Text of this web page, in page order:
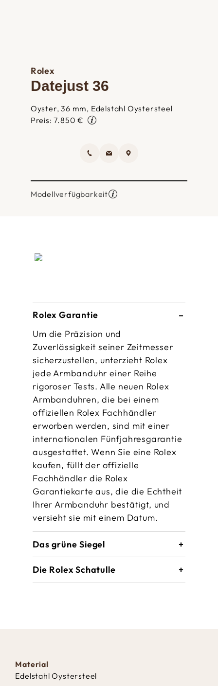
Rolex
Datejust 36
Oyster, 36 mm, Edelstahl Oystersteel
Preis: 7.850 €
Modellverfügbarkeit
Rolex Garantie
Um die Präzision und
Zuverlässigkeit seiner Zeitmesser
sicherzustellen, unterzieht Rolex
jede Armbanduhr einer Reihe
rigoroser Tests. Alle neuen Rolex
Armbanduhren, die bei einem
offiziellen Rolex Fachhändler
erworben werden, sind mit einer
internationalen Fünfjahres­garantie
ausgestattet. Wenn Sie eine Rolex
kaufen, füllt der offizielle
Fachhändler die Rolex
Garantiekarte aus, die die Echtheit
Ihrer Armbanduhr bestätigt, und
versieht sie mit einem Datum.
Das grüne Siegel
Die Rolex Schatulle
Material
Edelstahl Oystersteel